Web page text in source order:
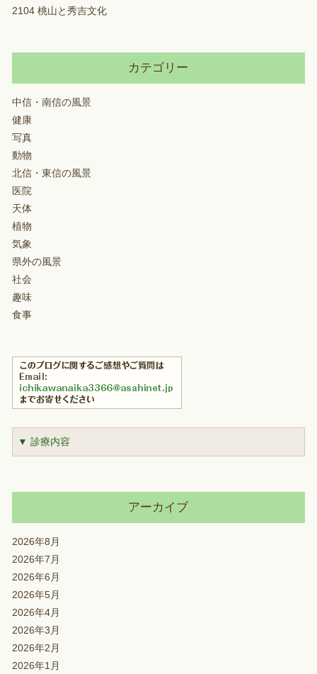
2104 桃山と秀吉文化
カテゴリー
中信・南信の風景
健康
写真
動物
北信・東信の風景
医院
天体
植物
気象
県外の風景
社会
趣味
食事
▼ 診療内容
アーカイブ
2026年8月
2026年7月
2026年6月
2026年5月
2026年4月
2026年3月
2026年2月
2026年1月